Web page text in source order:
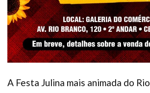
A Festa Julina mais animada do